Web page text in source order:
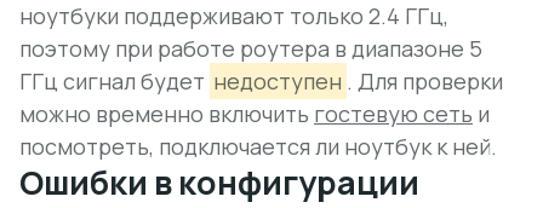
ноутбуки поддерживают только 2.4 ГГц,
поэтому при работе роутера в диапазоне 5
ГГц сигнал будет недоступен . Для проверки
можно временно включить гостевую сеть и
посмотреть, подключается ли ноутбук к ней.
Ошибки в конфигурации